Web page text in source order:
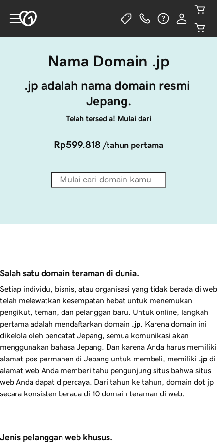
Nama Domain .jp
.jp adalah nama domain resmi
Jepang.
Telah tersedia! Mulai dari
Rp599.818 /tahun pertama
Salah satu domain teraman di dunia.
Setiap individu, bisnis, atau organisasi yang tidak berada di web
telah melewatkan kesempatan hebat untuk menemukan
pengikut, teman, dan pelanggan baru. Untuk online, langkah
pertama adalah mendaftarkan domain .jp . Karena domain ini
dikelola oleh pencatat Jepang, semua komunikasi akan
menggunakan bahasa Jepang. Dan karena Anda harus memiliki
alamat pos permanen di Jepang untuk membeli, memiliki .jp di
alamat web Anda memberi tahu pengunjung situs bahwa situs
web Anda dapat dipercaya. Dari tahun ke tahun, domain dot jp
secara konsisten berada di 10 domain teraman di web.
Jenis pelanggan web khusus.